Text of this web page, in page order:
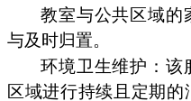
教室与公共区域的
与及时归置。
环境卫生维护：该
区域进行持续且定期